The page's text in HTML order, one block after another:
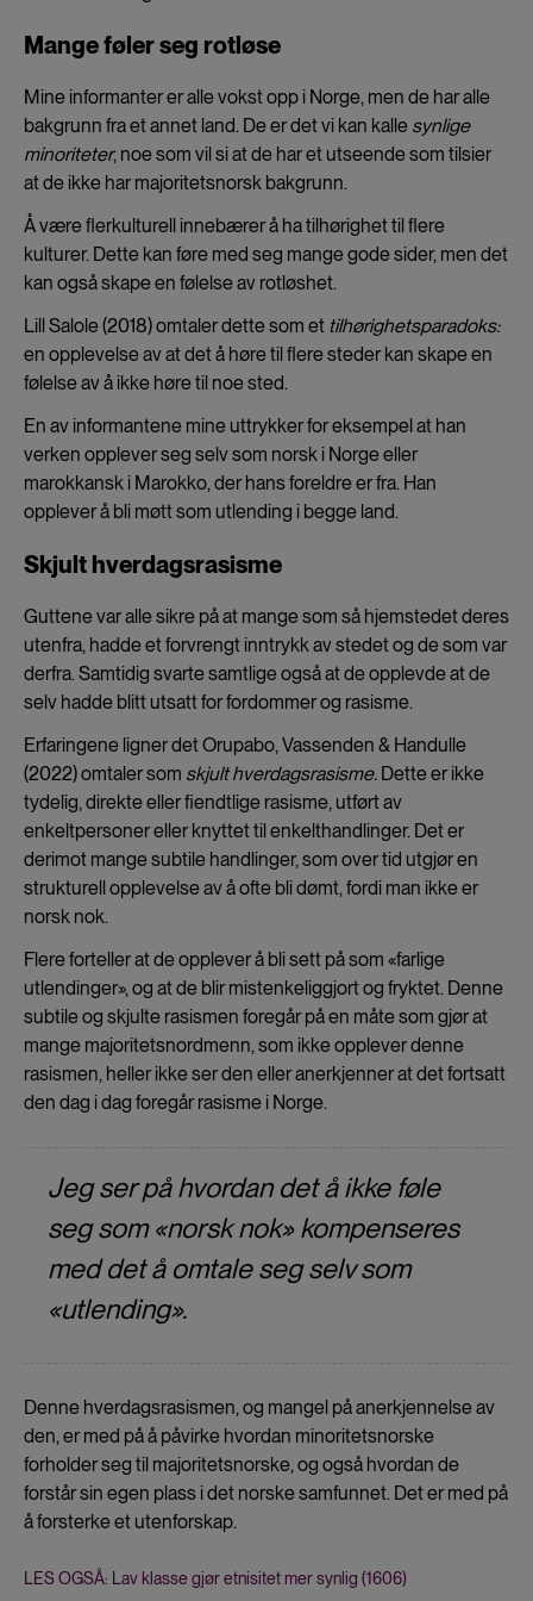
Mange føler seg rotløse
Mine informanter er alle vokst opp i Norge, men de har alle
bakgrunn fra et annet land. De er det vi kan kalle synlige
minoriteter, noe som vil si at de har et utseende som tilsier
at de ikke har majoritetsnorsk bakgrunn.
Å være flerkulturell innebærer å ha tilhørighet til flere
kulturer. Dette kan føre med seg mange gode sider, men det
kan også skape en følelse av rotløshet.
Lill Salole (2018) omtaler dette som et tilhørighetsparadoks:
en opplevelse av at det å høre til flere steder kan skape en
følelse av å ikke høre til noe sted.
En av informantene mine uttrykker for eksempel at han
verken opplever seg selv som norsk i Norge eller
marokkansk i Marokko, der hans foreldre er fra. Han
opplever å bli møtt som utlending i begge land.
Skjult hverdagsrasisme
Guttene var alle sikre på at mange som så hjemstedet deres
utenfra, hadde et forvrengt inntrykk av stedet og de som var
derfra. Samtidig svarte samtlige også at de opplevde at de
selv hadde blitt utsatt for fordommer og rasisme.
Erfaringene ligner det Orupabo, Vassenden & Handulle
(2022) omtaler som skjult hverdagsrasisme. Dette er ikke
tydelig, direkte eller fiendtlige rasisme, utført av
enkeltpersoner eller knyttet til enkelthandlinger. Det er
derimot mange subtile handlinger, som over tid utgjør en
strukturell opplevelse av å ofte bli dømt, fordi man ikke er
norsk nok.
Flere forteller at de opplever å bli sett på som «farlige
utlendinger», og at de blir mistenkeliggjort og fryktet. Denne
subtile og skjulte rasismen foregår på en måte som gjør at
mange majoritetsnordmenn, som ikke opplever denne
rasismen, heller ikke ser den eller anerkjenner at det fortsatt
den dag i dag foregår rasisme i Norge.
Jeg ser på hvordan det å ikke føle
seg som «norsk nok» kompenseres
med det å omtale seg selv som
«utlending».
Denne hverdagsrasismen, og mangel på anerkjennelse av
den, er med på å påvirke hvordan minoritetsnorske
forholder seg til majoritetsnorske, og også hvordan de
forstår sin egen plass i det norske samfunnet. Det er med på
å forsterke et utenforskap.
LES OGSÅ: Lav klasse gjør etnisitet mer synlig (1606)